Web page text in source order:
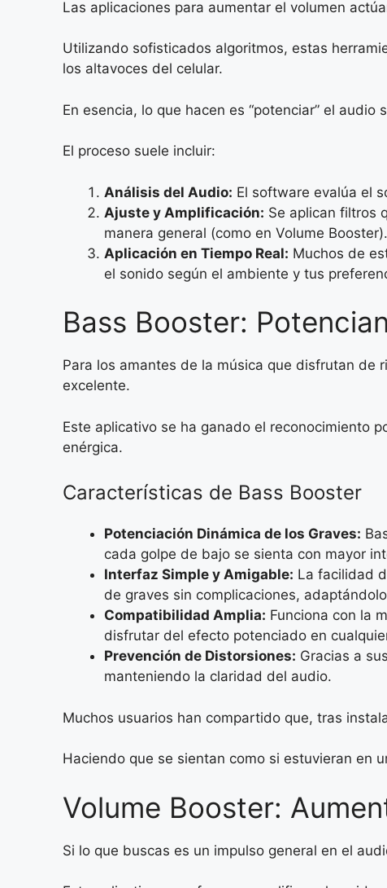
Las aplicaciones para aumentar el volumen
Utilizando sofisticados algoritmos, estas
los altavoces del celular.
En esencia, lo que hacen es “potenciar” el
El proceso suele incluir:
Análisis del Audio: El software evalúa el
Ajuste y Amplificación: Se aplican filtros
manera general (como en Volume Booster).
Aplicación en Tiempo Real: Muchos de
el sonido según el ambiente y tus
Bass Booster:
Para los amantes de la música que disfrutan de
excelente.
Este aplicativo se ha ganado el reconocimiento
enérgica.
Características de Bass Booster
Potenciación Dinámica de los Graves:
cada golpe de bajo se sienta con mayor
Interfaz Simple y Amigable: La facilidad
de graves sin complicaciones,
Compatibilidad Amplia: Funciona con la
disfrutar del efecto potenciado en
Prevención de Distorsiones: Gracias a
manteniendo la claridad del audio.
Muchos usuarios han compartido que, tras
Haciendo que se sientan como si estuvieran en
Volume Booster:
Si lo que buscas es un impulso general en el